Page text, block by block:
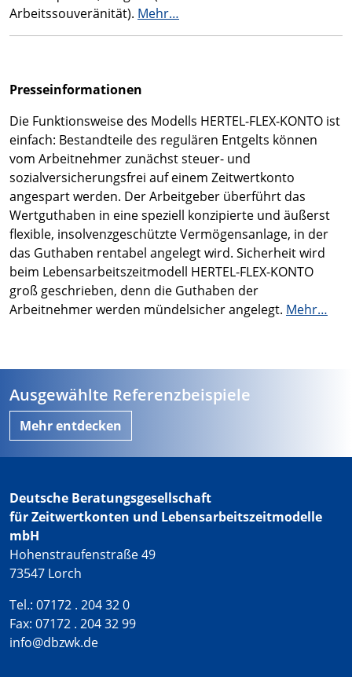
Arbeitssouveränität). Mehr…
Presseinformationen
Die Funktionsweise des Modells HERTEL-FLEX-KONTO ist
einfach: Bestandteile des regulären Entgelts können
vom Arbeitnehmer zunächst steuer- und
sozialversicherungsfrei auf einem Zeitwertkonto
angespart werden. Der Arbeitgeber überführt das
Wertguthaben in eine speziell konzipierte und äußerst
flexible, insolvenzgeschützte Vermögensanlage, in der
das Guthaben rentabel angelegt wird. Sicherheit wird
beim Lebensarbeitszeitmodell HERTEL-FLEX-KONTO
groß geschrieben, denn die Guthaben der
Arbeitnehmer werden mündelsicher angelegt. Mehr…
Ausgewählte Referenzbeispiele
Mehr entdecken
Deutsche Beratungsgesellschaft
für Zeitwertkonten und Lebensarbeitszeitmodelle
mbH
Hohenstraufenstraße 49
73547 Lorch
Tel.: 07172 . 204 32 0
Fax: 07172 . 204 32 99
info@dbzwk.de